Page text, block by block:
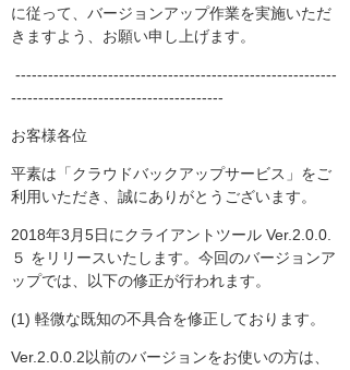
に従って、バージョンアップ作業を実施いただ
きますよう、お願い申し上げます。
-----------------------------------------------------------
---------------------------------------
お客様各位
平素は「クラウドバックアップサービス」をご
利用いただき、誠にありがとうございます。
2018年3月5日にクライアントツール Ver.2.0.0.
５ をリリースいたします。今回のバージョンア
ップでは、以下の修正が行われます。
(1) 軽微な既知の不具合を修正しております。
Ver.2.0.0.2以前のバージョンをお使いの方は、